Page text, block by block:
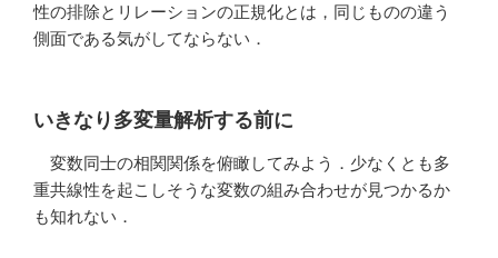
性の排除とリレーションの正規化とは，同じものの違う
側面である気がしてならない．
いきなり多変量解析する前に
変数同士の相関関係を俯瞰してみよう．少なくとも多
重共線性を起こしそうな変数の組み合わせが見つかるか
も知れない．